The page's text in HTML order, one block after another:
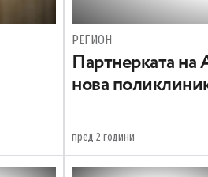
РЕГИОН
Партнерката на
нова
пред 2 години